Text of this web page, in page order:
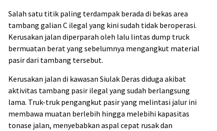
Salah satu titik paling terdampak berada di bekas area
tambang galian C ilegal yang kini sudah tidak beroperasi.
Kerusakan jalan diperparah oleh lalu lintas dump truck
bermuatan berat yang sebelumnya mengangkut material
pasir dari tambang tersebut.
Kerusakan jalan di kawasan Siulak Deras diduga akibat
aktivitas tambang pasir ilegal yang sudah berlangsung
lama. Truk-truk pengangkut pasir yang melintasi jalur ini
membawa muatan berlebih hingga melebihi kapasitas
tonase jalan, menyebabkan aspal cepat rusak dan